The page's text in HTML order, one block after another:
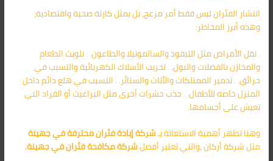
انتشار الفئران ليس فقط أمر مزعج، بل يمثل كارثة صحية واقتصادية،
وهذه أبرز المخاطر:
. نقل الأمراض مثل التيفود والسالمونيلا والطاعون. . تلويث الطعام
والمخازن بالفضلات والبول. . تخريب الأسلاك الكهربائية والتسبب في
حرائق. . تدمير الممتلكات والأثاث والستائر. . التسبب في هلع دائم داخل
المنزل خاصة للأطفال. . جذب حشرات أخرى مثل البراغيث أو القراد التي
تعيش على أجسامها.
وهنا تظهر أهمية الاستعانة بـشركة إبادة فئران محترفة في جهينة
مثل شركة أركان ,والتي تعتبر أفضلشركة مكافحة فئران في جهينة.